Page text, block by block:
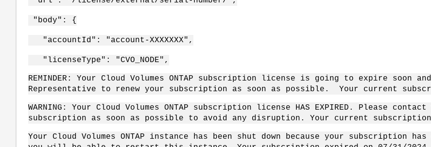
"body": {
"accountId": "account-XXXXXXX",
"licenseType": "CVO_NODE",
REMINDER: Your Cloud Volumes ONTAP subscription license is going to expire soon
Representative to renew your subscription as soon as possible. Your current
WARNING: Your Cloud Volumes ONTAP subscription license HAS EXPIRED. Please
subscription as soon as possible to avoid any disruption. Your current subscription
Your Cloud Volumes ONTAP instance has been shut down because your subscription